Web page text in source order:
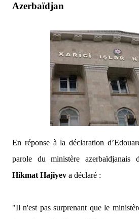
Azerbaïdjan
En réponse à la déclaration
parole du ministère azerbaïdjanais
Hikmat Hajiyev a déclaré :
"Il n'est pas surprenant que le